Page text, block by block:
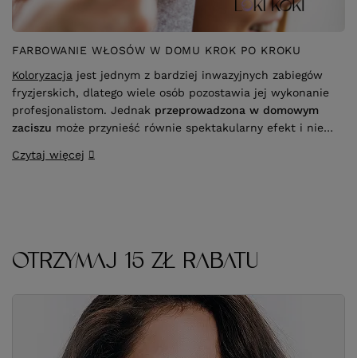
FARBOWANIE WŁOSÓW W DOMU KROK PO KROKU
Koloryzacja jest jednym z bardziej inwazyjnych zabiegów
fryzjerskich, dlatego wiele osób pozostawia jej wykonanie
profesjonalistom. Jednak przeprowadzona w domowym
zaciszu może przynieść równie spektakularny efekt i nie
sukcesu jest stosowanie się do wskazówek ekspertów
Czytaj więcej
OTRZYMAJ 15 ZŁ RABATU